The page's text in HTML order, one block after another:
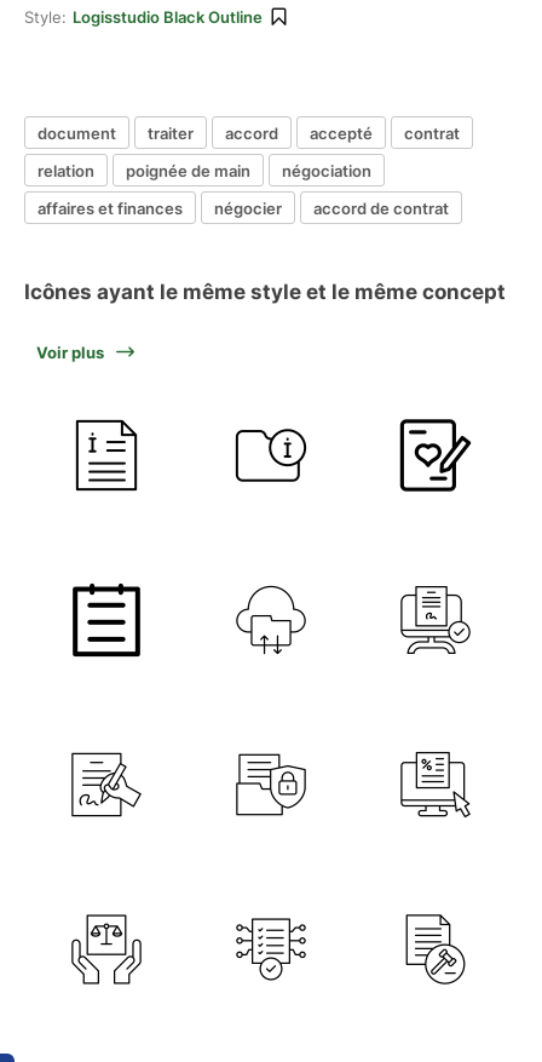
Style: Logisstudio Black Outline
document traiter accord accepté
contrat
relation
poignée de main
négociation
affaires et finances
négocier accord de contrat
Icônes ayant le même style et le même concept
Voir plus